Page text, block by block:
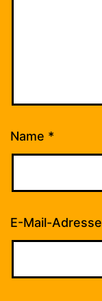
Name *
E-Mail-Adresse